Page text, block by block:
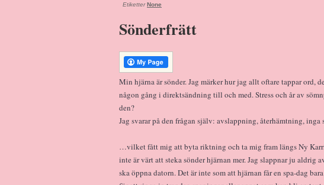
Etiketter None
Sönderfrätt
Min hjärna är sönder. Jag märker hur jag allt oftare tappar ord,
någon gång i direktsändning till och med. Stress och år av
den?
Jag svarar på den frågan själv: avslappning, återhämtning, inga
…vilket fått mig att byta riktning och ta mig fram längs Ny
inte är värt att steka sönder hjärnan mer. Jag slappnar ju aldrig
ska öppna datorn. Det är inte som att hjärnan får en spa-dag